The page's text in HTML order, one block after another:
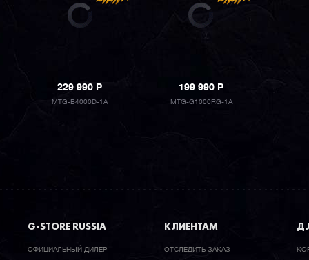
229 990P
MTG-B4000D-1A
199 990P
MTG-G1000RG-1A
G-STORE RUSSIA
ОФИЦИАЛЬНЫЙ ДИЛЕР
КЛИЕНТАМ
ОТСЛЕДИТЬ ЗАКАЗ